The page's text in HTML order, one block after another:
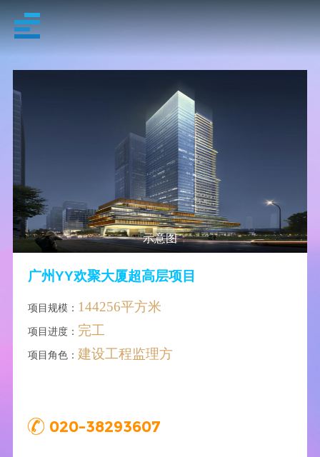
示意图
广州YY欢聚大厦超高层项目
项目规模： 144256平方米
项目进度： 完工
项目角色： 建设工程监理方
020-38293607